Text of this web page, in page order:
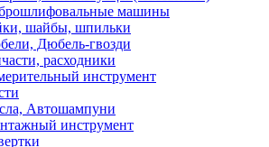
машины
шайбы, шпильки
Дюбель-гвозди
расходники
инструмент
Автошампуни
инструмент